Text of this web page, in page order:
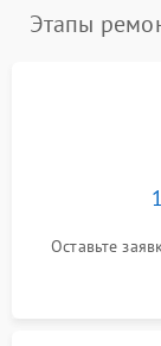
Этапы
Оставьте